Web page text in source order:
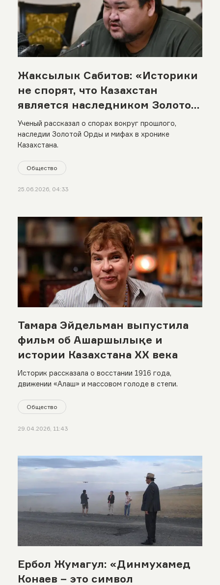
Жаксылык Сабитов: «Историки
не спорят, что Казахстан
является наследником Золотой
орды, спорят идеологи»
Ученый рассказал о спорах вокруг прошлого,
наследии Золотой Орды и мифах в хронике
Казахстана.
Общество
25.06.2026, 04:33
Тамара Эйдельман выпустила
фильм об Ашаршылықе и
истории Казахстана XX века
Историк рассказала о восстании 1916 года,
движении «Алаш» и массовом голоде в степи.
Общество
29.04.2026, 11:43
Ербол Жумагул: «Динмухамед
Конаев – это символ